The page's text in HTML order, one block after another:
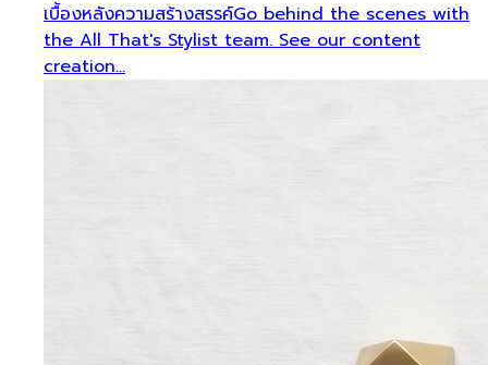
เบื้องหลังความสร้างสรรค์Go behind the scenes with
the All That's Stylist team. See our content
creation…